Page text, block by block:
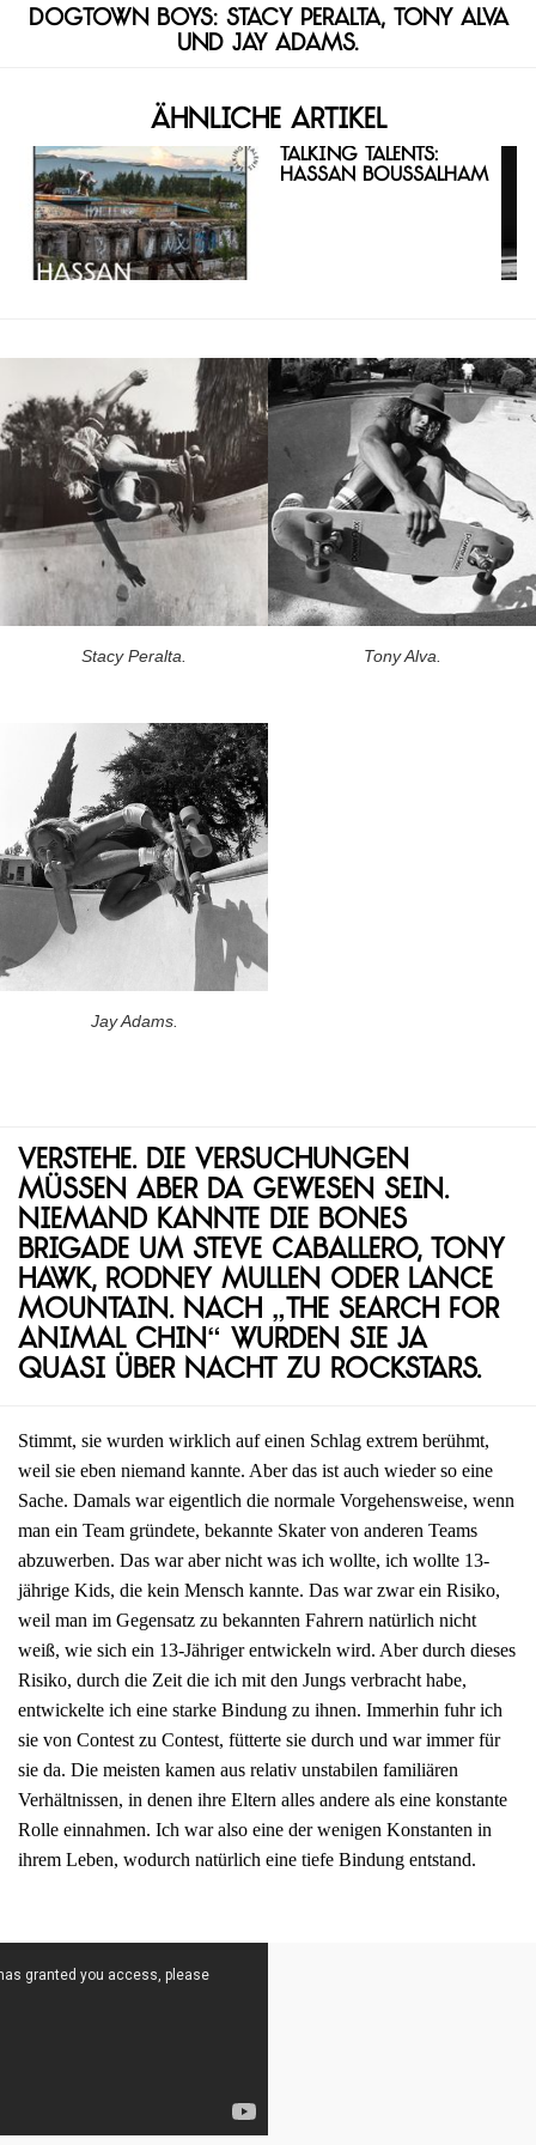
Dogtown Boys: Stacy Peralta, Tony Alva
und Jay Adams.
Ähnliche Artikel
Talking Talents:
Hassan Boussalham
Stacy Peralta. Tony Alva.
Jay Adams.
Verstehe. Die Versuchungen
müssen aber da gewesen sein.
Niemand kannte die Bones
Brigade um Steve Caballero, Tony
Hawk, Rodney Mullen oder Lance
Mountain. Nach „The Search for
Animal Chin“ wurden sie ja
quasi über Nacht zu Rockstars.
Stimmt, sie wurden wirklich auf einen Schlag extrem berühmt,
weil sie eben niemand kannte. Aber das ist auch wieder so eine
Sache. Damals war eigentlich die normale Vorgehensweise, wenn
man ein Team gründete, bekannte Skater von anderen Teams
abzuwerben. Das war aber nicht was ich wollte, ich wollte 13-
jährige Kids, die kein Mensch kannte. Das war zwar ein Risiko,
weil man im Gegensatz zu bekannten Fahrern natürlich nicht
weiß, wie sich ein 13-Jähriger entwickeln wird. Aber durch dieses
Risiko, durch die Zeit die ich mit den Jungs verbracht habe,
entwickelte ich eine starke Bindung zu ihnen. Immerhin fuhr ich
sie von Contest zu Contest, fütterte sie durch und war immer für
sie da. Die meisten kamen aus relativ unstabilen familiären
Verhältnissen, in denen ihre Eltern alles andere als eine konstante
Rolle einnahmen. Ich war also eine der wenigen Konstanten in
ihrem Leben, wodurch natürlich eine tiefe Bindung entstand.